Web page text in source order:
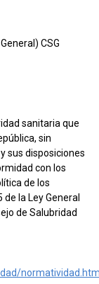
CSG
sanitaria que
sin
sus disposiciones
con los
de los
la Ley General
de Salubridad